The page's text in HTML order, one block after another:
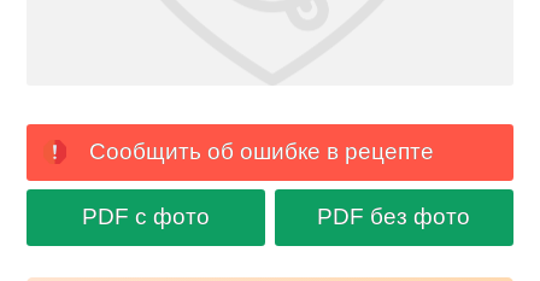
Сообщить об ошибке в рецепте
PDF с фото PDF без фото